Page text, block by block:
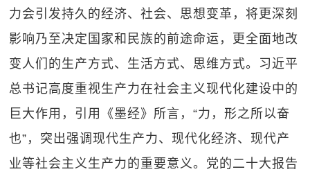
力会引发持久的经济、社会、思想变革，将更深刻
影响乃至决定国家和民族的前途命运，更全面地改
变人们的生产方式、生活方式、思维方式。习近平
总书记高度重视生产力在社会主义现代化建设中的
巨大作用，引用《墨经》所言，“力，形之所以奋
也”，突出强调现代生产力、现代化经济、现代产
业等社会主义生产力的重要意义。党的二十大报告